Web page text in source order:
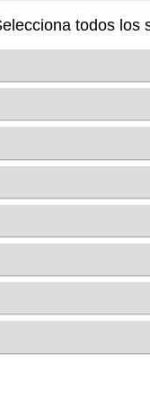
todos los